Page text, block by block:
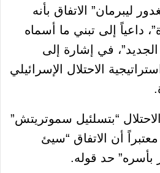
ليبرمان” الاتفاق بأنه
داعياً إلى تبني ما أسماه
في إشارة إلى
الاحتلال الإسرائيلي
“بتسلئيل سموتريتش”
معتبراً أن الاتفاق “سيئ
بأسره” حد قوله.